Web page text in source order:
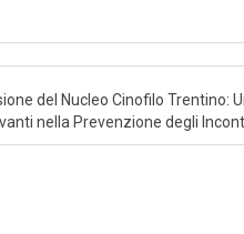
del Nucleo Cinofilo Trentino:
nella Prevenzione degli